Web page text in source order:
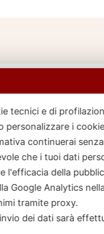
tecnici e di
personalizzare i
continuerai
che i tuoi dati
l'efficacia della
Google Analytics
tramite proxy.
dei dati sarà